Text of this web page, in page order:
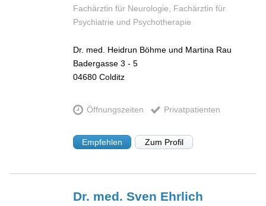
Fachärztin für Neurologie, Fachärztin für
Psychiatrie und Psychotherapie
Dr. med. Heidrun Böhme und Martina Rau
Badergasse 3 - 5
04680 Colditz
Öffnungszeiten Privatpatienten
Empfehlen Zum Profil
Dr. med. Sven Ehrlich